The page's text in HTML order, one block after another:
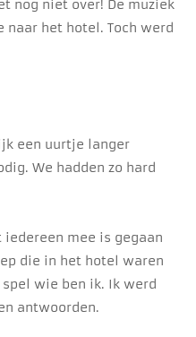
nog niet over! De muziek
naar het hotel. Toch werd
een uurtje langer
We hadden zo hard
mee is gegaan
die in het hotel waren
wie ben ik. Ik werd
antwoorden.